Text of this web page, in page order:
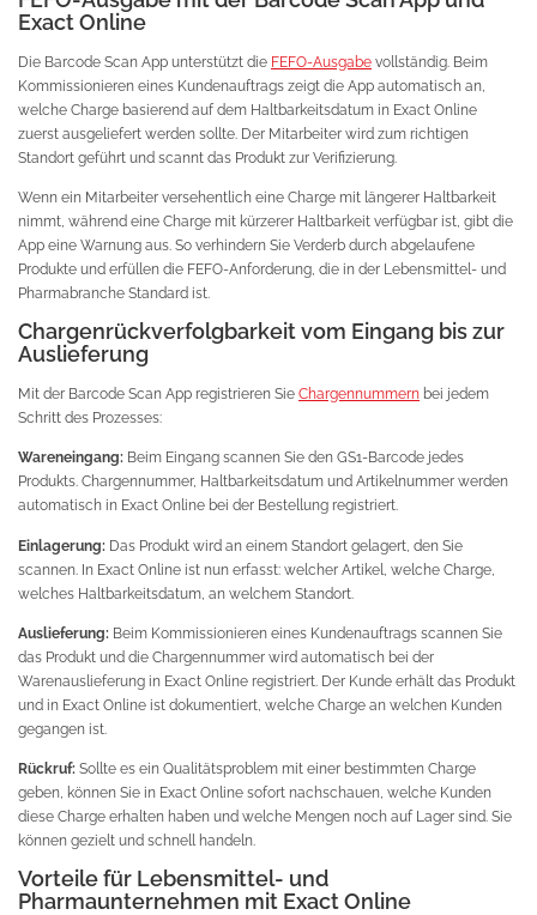
Exact Online
Die Barcode Scan App unterstützt die FEFO-Ausgabe vollständig. Beim
Kommissionieren eines Kundenauftrags zeigt die App automatisch an,
welche Charge basierend auf dem Haltbarkeitsdatum in Exact Online
zuerst ausgeliefert werden sollte. Der Mitarbeiter wird zum richtigen
Standort geführt und scannt das Produkt zur Verifizierung.
Wenn ein Mitarbeiter versehentlich eine Charge mit längerer Haltbarkeit
nimmt, während eine Charge mit kürzerer Haltbarkeit verfügbar ist, gibt die
App eine Warnung aus. So verhindern Sie Verderb durch abgelaufene
Produkte und erfüllen die FEFO-Anforderung, die in der Lebensmittel- und
Pharmabranche Standard ist.
Chargenrückverfolgbarkeit vom Eingang bis zur
Auslieferung
Mit der Barcode Scan App registrieren Sie Chargennummern bei jedem
Schritt des Prozesses:
Wareneingang: Beim Eingang scannen Sie den GS1-Barcode jedes
Produkts. Chargennummer, Haltbarkeitsdatum und Artikelnummer werden
automatisch in Exact Online bei der Bestellung registriert.
Einlagerung: Das Produkt wird an einem Standort gelagert, den Sie
scannen. In Exact Online ist nun erfasst: welcher Artikel, welche Charge,
welches Haltbarkeitsdatum, an welchem Standort.
Auslieferung: Beim Kommissionieren eines Kundenauftrags scannen Sie
das Produkt und die Chargennummer wird automatisch bei der
Warenauslieferung in Exact Online registriert. Der Kunde erhält das Produkt
und in Exact Online ist dokumentiert, welche Charge an welchen Kunden
gegangen ist.
Rückruf: Sollte es ein Qualitätsproblem mit einer bestimmten Charge
geben, können Sie in Exact Online sofort nachschauen, welche Kunden
diese Charge erhalten haben und welche Mengen noch auf Lager sind. Sie
können gezielt und schnell handeln.
Vorteile für Lebensmittel- und
Pharmaunternehmen mit Exact Online